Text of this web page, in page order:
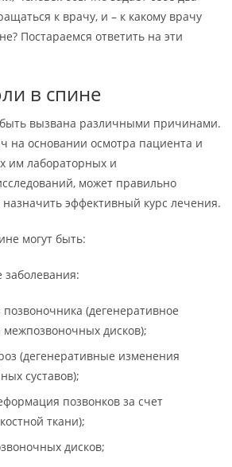
к врачу, и – к какому врачу
Постараемся ответить на эти
в спине
вызвана различными причинами.
на основании осмотра пациента и
им лабораторных и
может правильно
назначить эффективный курс лечения.
могут быть:
заболевания:
позвоночника (дегенеративное
дисков);
(дегенеративные изменения
суставов);
позвонков за счет
ткани);
дисков;